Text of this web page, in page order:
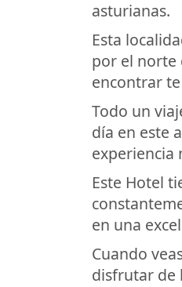
asturianas.
Esta
por el norte
encontrar
Todo un
día en este
experiencia
Este Hotel
en una
Cuando
disfrutar de